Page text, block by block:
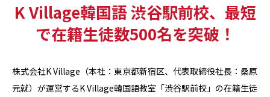
K Village韓国語 渋谷駅前校、最短
で在籍生徒数500名を突破！
株式会社K Village（本社：東京都新宿区、代表取締役社長：桑原
元就）が運営するK Village韓国語教室「渋谷駅前校」の在籍生徒